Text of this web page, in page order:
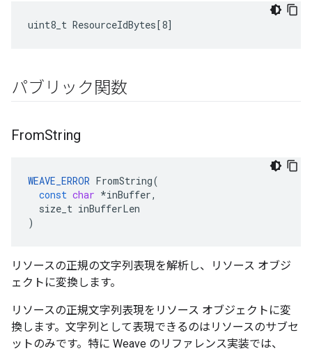
uint8_t ResourceIdBytes[8]
パブリック関数
FromString
WEAVE_ERROR FromString(
const char *inBuffer,
size_t inBufferLen
)
リソースの正規の文字列表現を解析し、リソース オブジ
ェクトに変換します。
リソースの正規文字列表現をリソース オブジェクトに変
換します。文字列として表現できるのはリソースのサブセ
ットのみです。特に Weave のリファレンス実装では、